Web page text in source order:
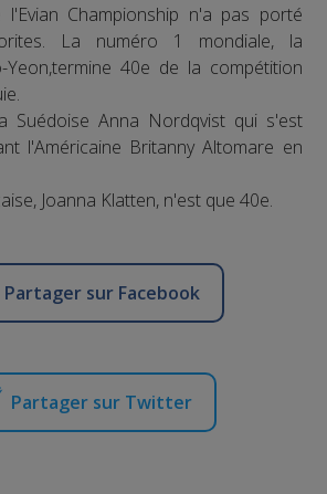
Championship n'a pas porté
La numéro 1 mondiale, la
Yeon,termine 40e de la compétition
Suédoise Anna Nordqvist qui s'est
l'Américaine Britanny Altomare en
Joanna Klatten, n'est que 40e.
Partager sur Facebook
Partager sur Twitter